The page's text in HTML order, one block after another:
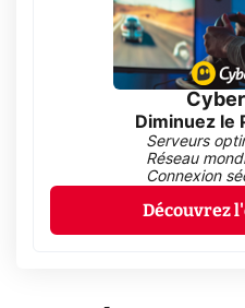
Diminuez le
Serveurs
Réseau
Connexion
Découvrez